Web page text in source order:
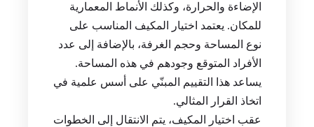
الإضاءة والحرارة، وكذلك الأنماط المعمارية
للمكان. يعتمد اختيار المكيف المناسب على
نوع المساحة وحجم الغرفة، بالإضافة إلى عدد
الأفراد المتوقع وجودهم في هذه المساحة.
يساعد هذا التقييم المبنّي على أسس علمية في
اتخاذ القرار المثالي.
عقب اختيار المكيف، يتم الانتقال إلى الخطوات